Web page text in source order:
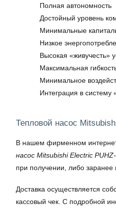
Полная автономность
Достойный уровень
Минимальные
Низкое
Высокая «живучесть»
Максимальная
Минимальное
Интеграция в
Тепловой насос
В нашем фирменном
насос Mitsubishi Electric
при получении, либо заранее
Доставка осуществляется
кассовый чек. С подробной